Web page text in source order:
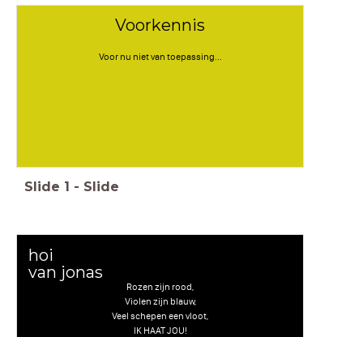
Voorkennis
Voor nu niet van toepassing...
Slide 1 - Slide
hoi
van jonas
Rozen zijn rood,
Violen zijn blauw,
Veel schepen een vloot,
IK HAAT JOU!